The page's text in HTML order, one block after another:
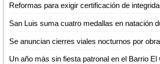
Un año más sin fiesta patronal en el Barrio El